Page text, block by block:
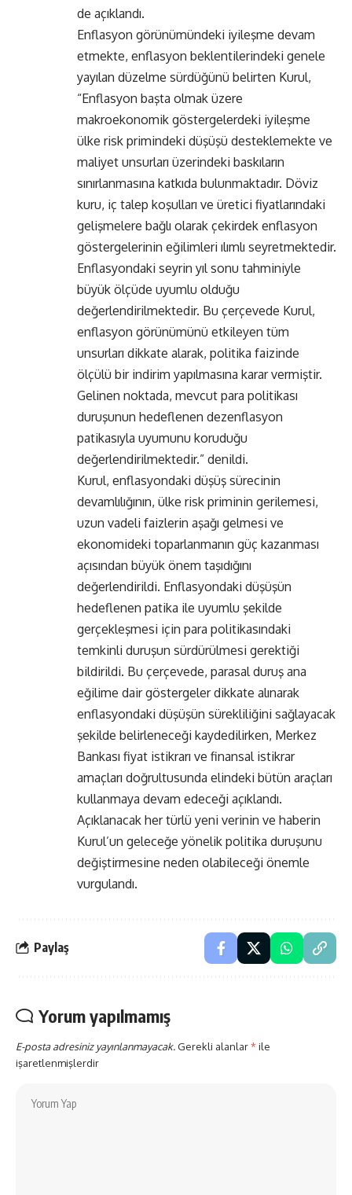
de açıklandı.
Enflasyon görünümündeki iyileşme devam
etmekte, enflasyon beklentilerindeki genele
yayılan düzelme sürdüğünü belirten Kurul,
“Enflasyon başta olmak üzere
makroekonomik göstergelerdeki iyileşme
ülke risk primindeki düşüşü desteklemekte ve
maliyet unsurları üzerindeki baskıların
sınırlanmasına katkıda bulunmaktadır. Döviz
kuru, iç talep koşulları ve üretici fiyatlarındaki
gelişmelere bağlı olarak çekirdek enflasyon
göstergelerinin eğilimleri ılımlı seyretmektedir.
Enflasyondaki seyrin yıl sonu tahminiyle
büyük ölçüde uyumlu olduğu
değerlendirilmektedir. Bu çerçevede Kurul,
enflasyon görünümünü etkileyen tüm
unsurları dikkate alarak, politika faizinde
ölçülü bir indirim yapılmasına karar vermiştir.
Gelinen noktada, mevcut para politikası
duruşunun hedeflenen dezenflasyon
patikasıyla uyumunu koruduğu
değerlendirilmektedir.” denildi.
Kurul, enflasyondaki düşüş sürecinin
devamlılığının, ülke risk priminin gerilemesi,
uzun vadeli faizlerin aşağı gelmesi ve
ekonomideki toparlanmanın güç kazanması
açısından büyük önem taşıdığını
değerlendirildi. Enflasyondaki düşüşün
hedeflenen patika ile uyumlu şekilde
gerçekleşmesi için para politikasındaki
temkinli duruşun sürdürülmesi gerektiği
bildirildi. Bu çerçevede, parasal duruş ana
eğilime dair göstergeler dikkate alınarak
enflasyondaki düşüşün sürekliliğini sağlayacak
şekilde belirleneceği kaydedilirken, Merkez
Bankası fiyat istikrarı ve finansal istikrar
amaçları doğrultusunda elindeki bütün araçları
kullanmaya devam edeceği açıklandı.
Açıklanacak her türlü yeni verinin ve haberin
Kurul’un geleceğe yönelik politika duruşunu
değiştirmesine neden olabileceği önemle
vurgulandı.
Paylaş
Yorum yapılmamış
E-posta adresiniz yayınlanmayacak. Gerekli alanlar*ile
işaretlenmişlerdir